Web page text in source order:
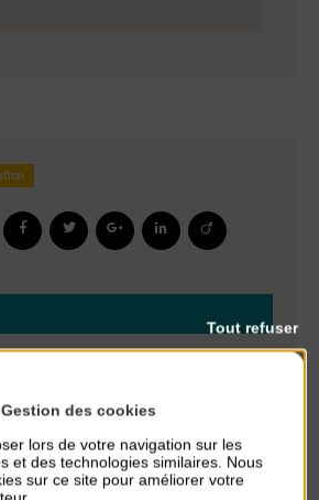
Gestion des cookies
lors de votre navigation sur les
et des technologies similaires. Nous
sur ce site pour améliorer votre
Tout refuser